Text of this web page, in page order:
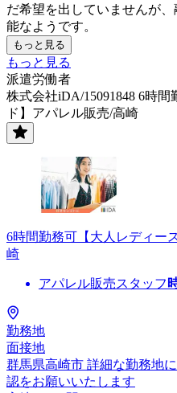
だ希望を出していませんが
能なようです。
もっと見る
もっと見る
派遣労働者
株式会社iDA/15091848 6時
ド】アパレル販売/高崎
6時間勤務可【大人レディー
崎
アパレル販売スタッフ
勤務地
面接地
群馬県高崎市 詳細な勤務地
認をお願いいたします